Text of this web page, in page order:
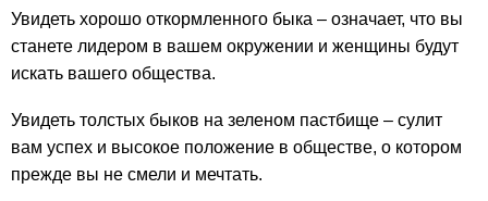
Увидеть хорошо откормленного быка – означает, что вы
станете лидером в вашем окружении и женщины будут
искать вашего общества.
Увидеть толстых быков на зеленом пастбище – сулит
вам успех и высокое положение в обществе, о котором
прежде вы не смели и мечтать.